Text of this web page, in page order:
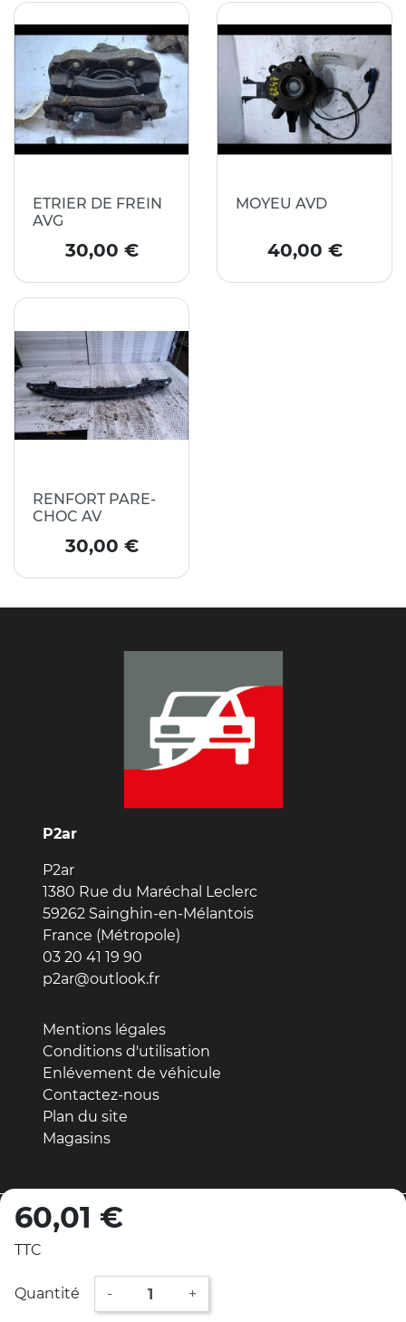
60,01 €
TTC
Quantité - +
ETRIER DE FREIN
AVG
Prix
30,00 €
MOYEU AVD
Prix
40,00 €
RENFORT PARE-
CHOC AV
Prix
30,00 €
P2ar
P2ar
1380 Rue du Maréchal Leclerc
59262 Sainghin-en-Mélantois
France (Métropole)
03 20 41 19 90
p2ar@outlook.fr
Mentions légales
Conditions d'utilisation
Enlévement de véhicule
Contactez-nous
Plan du site
Magasins
© 2026 - Réalisation par MDWeb
Conditions générales de vente